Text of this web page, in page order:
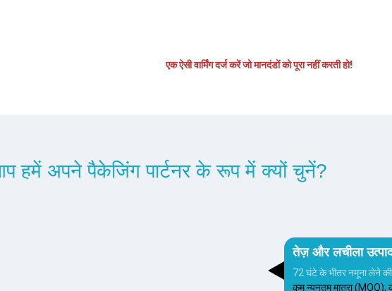
एक ऐसी वार्मिंग दर्ज करें जो मानदंडों को पूरा नहीं करती हो!
हमें अपने पैकेजिंग पार्टनर के रूप में क्यों चुनें?
तेज़ और लचीला
72 घंटे के भीतर नमूना लेने की
कम न्यूनतम मात्रा